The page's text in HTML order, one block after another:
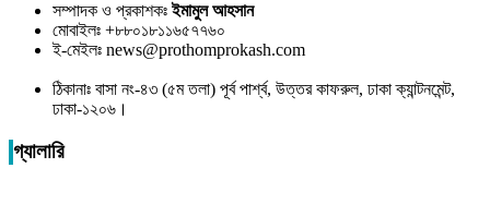
সম্পাদক ও প্রকাশকঃইমামুল আহসান
মোবাইলঃ +৮৮০১৮১১৬৫৭৭৬০
ই-মেইলঃ news@prothomprokash.com
ঠিকানাঃ বাসা নং-৪৩ (৫ম তলা) পূর্ব পার্শ্ব, উত্তর কাফরুল, ঢাকা ক্যান্টনমেন্ট,
ঢাকা-১২০৬।
গ্যালারি